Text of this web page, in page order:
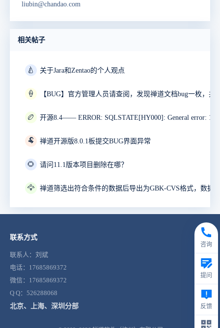
liubin@chandao.com
相关帖子
🍐 关于Jara和Zentao的个人观点
🍦
🏉
🐏 禅道开源版8.0.1板提交BUG界面异常
🌻 请问11.1版本项目删除在哪？
🦅
联系方式
联系人：刘斌
电话：17685869372
微信：17685869372
Q Q：526288068
北京、上海、深圳分部
咨询
提问
反馈